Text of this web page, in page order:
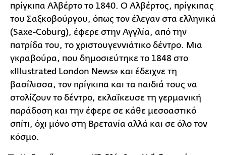
πρίγκιπα Αλβέρτο το 1840. Ο Αλβέρτος, πρίγκιπας
του Σαξκοβούργου, όπως τον έλεγαν στα ελληνικά
(Saxe-Coburg), έφερε στην Αγγλία, από την
πατρίδα του, το χριστουγεννιάτικο δέντρο. Μια
γκραβούρα, που δημοσιεύτηκε το 1848 στο
«Illustrated London News» και έδειχνε τη
βασίλισσα, τον πρίγκιπα και τα παιδιά τους να
στολίζουν το δέντρο, εκλαΐκευσε τη γερμανική
παράδοση και την έφερε σε κάθε μεσοαστικό
σπίτι, όχι μόνο στη Βρετανία αλλά και σε όλο τον
κόσμο.